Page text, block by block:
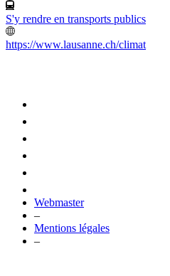
S'y rendre en transports publics
https://www.lausanne.ch/climat
Webmaster
–
Mentions légales
–